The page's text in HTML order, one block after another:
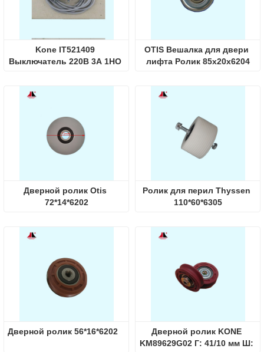
Kone IT521409
Выключатель 220В 3А 1НО
OTIS Вешалка для двери
лифта Ролик 85x20x6204
Дверной ролик Otis
72*14*6202
Ролик для перил Thyssen
110*60*6305
Дверной ролик 56*16*6202
Дверной ролик KONE
KM89629G02 Г: 41/10 мм Ш: